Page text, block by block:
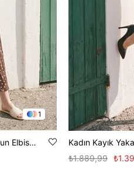
1
Kadın V Yaka Fırfırlı Puantiyeli Uzun Elbise - Kahve
Kadın Kayık
₺1.889,99